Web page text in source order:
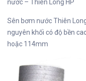
nước – Thiên Long HP
Sên bơm nước Thiên
nguyên khối có độ bền
hoặc 114mm